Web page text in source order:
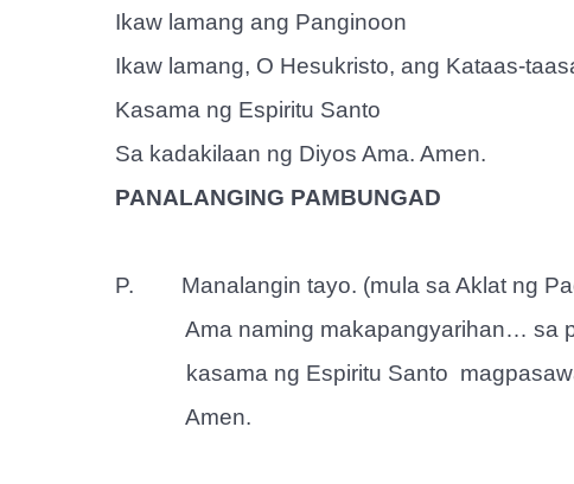
Ikaw lamang ang Panginoon
Ikaw lamang, O Hesukristo, ang Kataas-
Kasama ng Espiritu Santo
Sa kadakilaan ng Diyos Ama. Amen.
PANALANGING PAMBUNGAD
P.
Manalangin tayo. (mula sa Aklat ng
Ama naming makapangyarihan… sa
kasama ng Espiritu Santo
Amen.